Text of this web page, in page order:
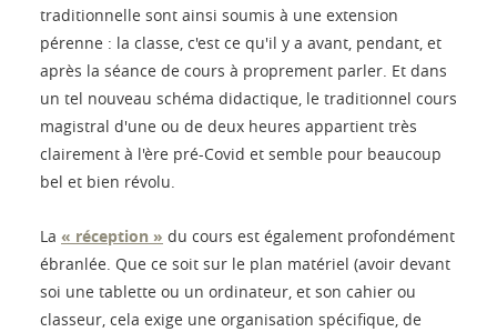
traditionnelle sont ainsi soumis à une extension
pérenne : la classe, c'est ce qu'il y a avant, pendant, et
après la séance de cours à proprement parler. Et dans
un tel nouveau schéma didactique, le traditionnel cours
magistral d'une ou de deux heures appartient très
clairement à l'ère pré-Covid et semble pour beaucoup
bel et bien révolu.
La « réception » du cours est également profondément
ébranlée. Que ce soit sur le plan matériel (avoir devant
soi une tablette ou un ordinateur, et son cahier ou
classeur, cela exige une organisation spécifique, de